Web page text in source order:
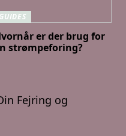
GUIDES
er der brug for
strømpeforing?
Fejring og